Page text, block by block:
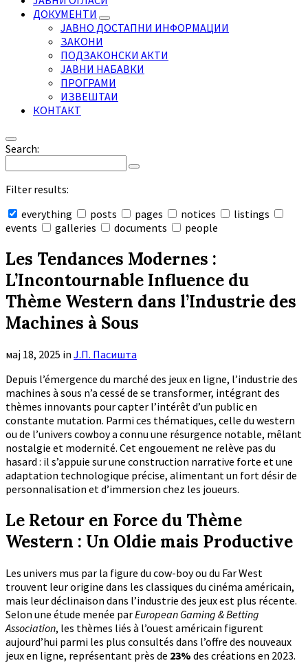
ДОКУМЕНТИ
ЈАВНО ДОСТАПНИ ИНФОРМАЦИИ
ЗАКОНИ
ПОДЗАКОНСКИ АКТИ
ЈАВНИ НАБАВКИ
ПРОГРАМИ
ИЗВЕШТАИ
КОНТАКТ
Search:
Filter results:
everything
posts pages notices
listings
events
galleries documents people
search
Les Tendances Modernes :
L’Incontournable Influence du
Thème Western dans l’Industrie des
Machines à Sous
мај 18, 2025 in Ј.П. Пасишта
Depuis l’émergence du marché des jeux en ligne, l’industrie des
machines à sous n’a cessé de se transformer, intégrant des
thèmes innovants pour capter l’intérêt d’un public en
constante mutation. Parmi ces thématiques, celle du western
ou de l’univers cowboy a connu une résurgence notable, mêlant
nostalgie et modernité. Cet engouement ne relève pas du
hasard : il s’appuie sur une construction narrative forte et une
adaptation technologique précise, alimentant un fort désir de
personnalisation et d’immersion chez les joueurs.
Le Retour en Force du Thème
Western : Un Oldie mais Productive
Les univers mus par la figure du cow-boy ou du Far West
trouvent leur origine dans les classiques du cinéma américain,
mais leur déclinaison dans l’industrie des jeux est plus récente.
Selon une étude menée parEuropean Gaming & Betting
Association, les thèmes liés à l’ouest américain figurent
aujourd’hui parmi les plus consultés dans l’offre des nouveaux
jeux en ligne, représentant près de 23% des créations en 2023.